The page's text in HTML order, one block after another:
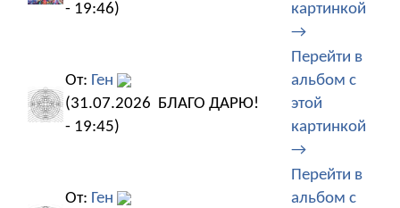
- 19:46)
картинкой
→
От: Ген
(31.07.2026
- 19:45)
БЛАГО ДАРЮ!
Перейти в
альбом с
этой
картинкой
→
От: Ген
Перейти в
альбом с